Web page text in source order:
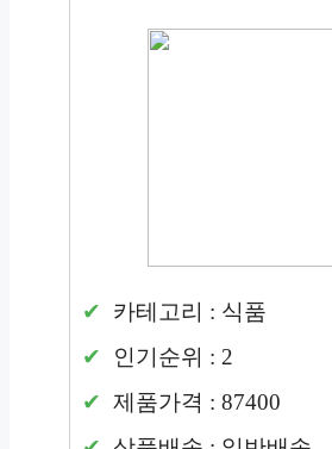
카테고리 : 식품
인기순위 : 2
제품가격 : 87400